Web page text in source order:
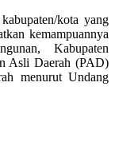
kota yang
kemampuannya
Kabupaten
Asli Daerah (PAD)
menurut Undang